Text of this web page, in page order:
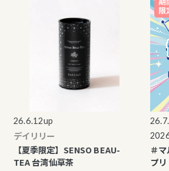
26.6.12up
デイリリー
【夏季限定】SENSO BEAU-
TEA 台湾仙草茶
＃マル